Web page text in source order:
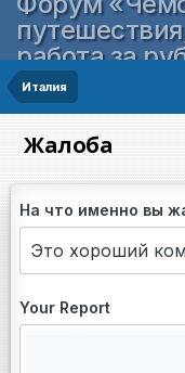
работа за
Италия
Жалоба
На что именно вы
Your Report